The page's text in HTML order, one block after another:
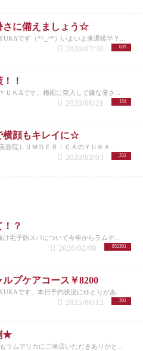
さに備えましょう☆
です（*^_^*）いよいよ来週後半？...
639
2020/07/30
！
ＵＫAです。梅雨に突入して嫌な暑さ...
151
2020/06/21
横顔もキレイに☆
容院ＬＵＭＤＥＲＩＣＡのＹＵＫＡ...
252
2020/02/03
？
毛予防スパについて今年からラムデ...
852301
2026/02/08
ルプケアコース￥8200
です。本日予約状況にゆとりがあ...
201
2025/06/12
★
ムデリカにご来店いただきありがと...